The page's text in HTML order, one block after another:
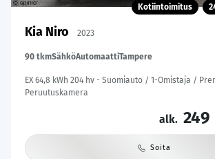
Kotiintoimitus
Kia Niro 2023
90 tkmSähköAutomaattiTampere
EX 64,8 kWh 204 hv - Suomiauto / 1-Omistaja /
Peruutuskamera
alk. 249
Soita